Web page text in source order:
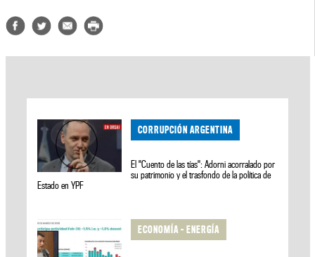
CORRUPCIÓN ARGENTINA
El "Cuento de las tías": Adorni acorralado por
su patrimonio y el trasfondo de la política de
Estado en YPF
ECONOMÍA - ENERGÍA